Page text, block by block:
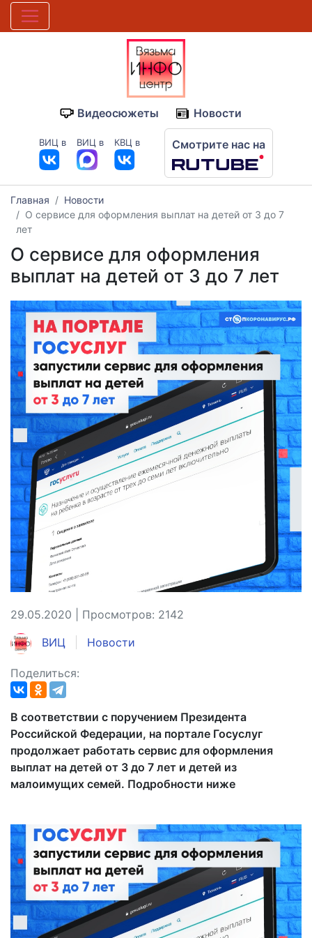
Видеосюжеты Новости
ВИЦ в ВИЦ в КВЦ в Смотрите нас на
Главная
Новости
О сервисе для оформления выплат на детей от 3 до 7
лет
О сервисе для оформления
выплат на детей от 3 до 7 лет
29.05.2020 | Просмотров: 2142
ВИЦ Новости
Поделиться:
В соответствии с поручением Президента
Российской Федерации, на портале Госуслуг
продолжает работать сервис для оформления
выплат на детей от 3 до 7 лет и детей из
малоимущих семей. Подробности ниже